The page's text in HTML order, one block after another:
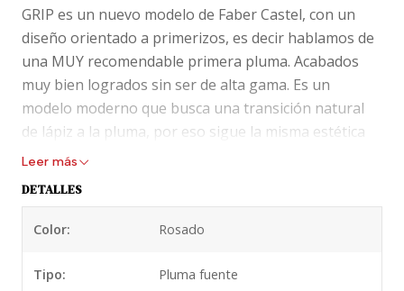
GRIP es un nuevo modelo de Faber Castel, con un
diseño orientado a primerizos, es decir hablamos de
una MUY recomendable primera pluma. Acabados
muy bien logrados sin ser de alta gama. Es un
modelo moderno que busca una transición natural
de lápiz a la pluma, por eso sigue la misma estética
del lápiz grafito de Faber Castell. Ese lápiz con silueta
que la hacen muy sensorial.
en una colección. Las versiones Classic en color
Leer más
DETALLES
Color: Rosado
Tipo: Pluma fuente